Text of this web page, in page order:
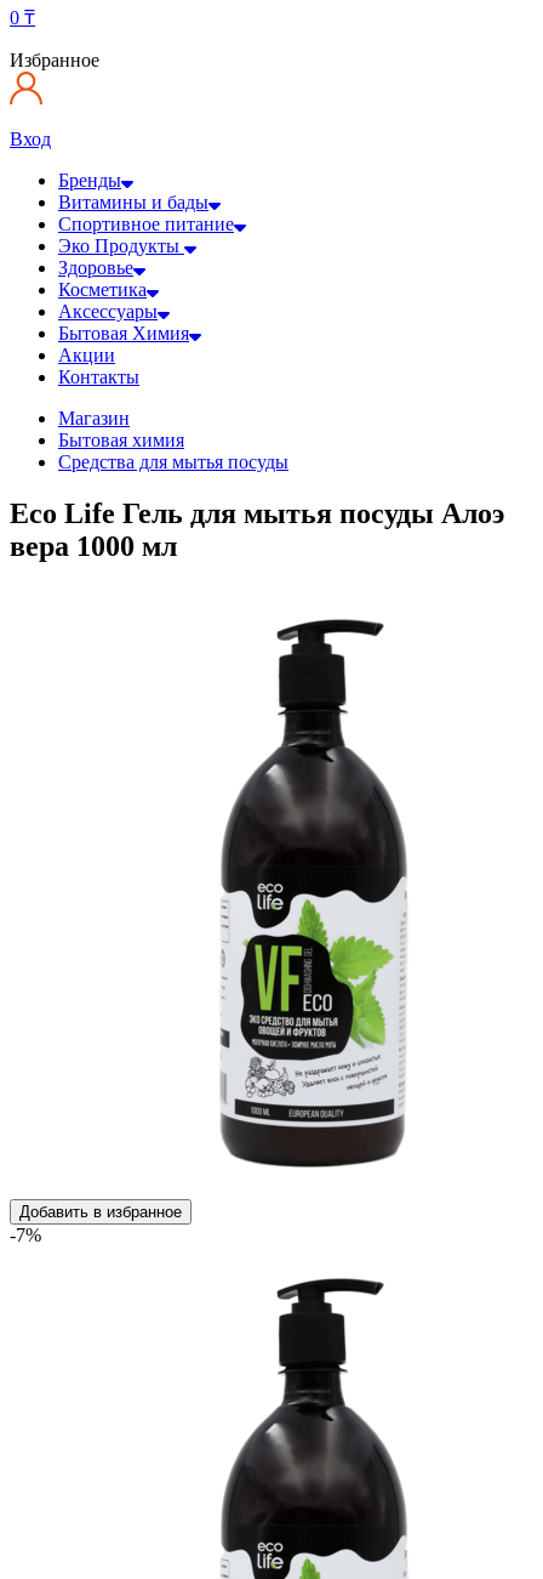
0 ₸
Избранное
Вход
Бренды
Витамины и бады
Спортивное питание
Эко Продукты
Здоровье
Косметика
Аксессуары
Бытовая Химия
Акции
Контакты
Магазин
Бытовая химия
Средства для мытья посуды
Eco Life Гель для мытья посуды Алоэ
вера 1000 мл
Добавить в избранное
-7%